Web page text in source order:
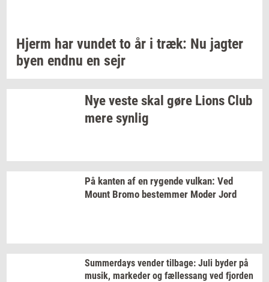
Hjerm har vun­det to år i træk: Nu jag­ter
byen endnu en sejr
Nye veste skal gøre Lions Club
meresyn­lig
På kan­ten af en ry­gen­de vulkan: Ved
Mount Bromo be­stem­mer Moder Jord
Sum­mer­days ven­der til­ba­ge: Juli byder på
musik, mar­ke­der og fæl­les­sang ved fjor­den